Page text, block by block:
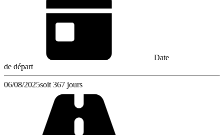
Date
de départ
06/08/2025soit 367 jours